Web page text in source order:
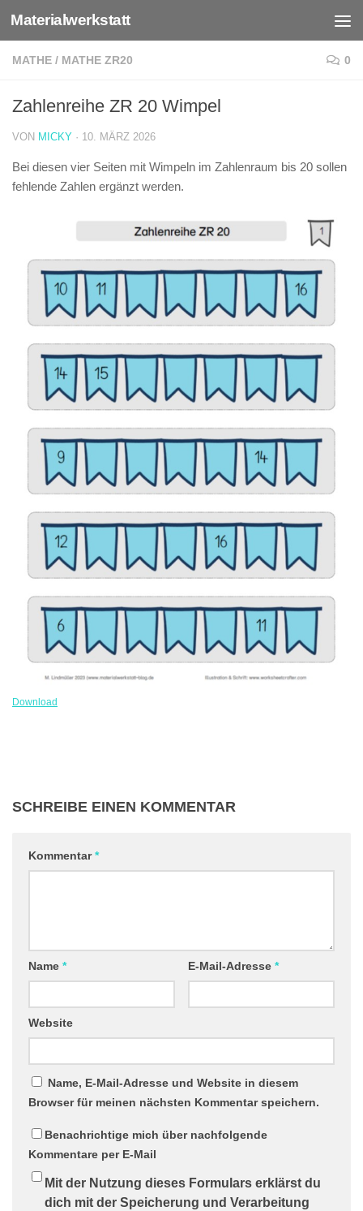
Zum Inhalt springen
Materialwerkstatt
MATHE / MATHE ZR20 0
Zahlenreihe ZR 20 Wimpel
VON MICKY · 10. MÄRZ 2026
Bei diesen vier Seiten mit Wimpeln im Zahlenraum bis 20 sollen
fehlende Zahlen ergänzt werden.
Download
SCHREIBE EINEN KOMMENTAR
Kommentar*
Name * E-Mail-Adresse *
Website
Name, E-Mail-Adresse und Website in diesem
Browser für meinen nächsten Kommentar speichern.
Benachrichtige mich über nachfolgende
Kommentare per E-Mail
Mit der Nutzung dieses Formulars erklärst du
dich mit der Speicherung und Verarbeitung